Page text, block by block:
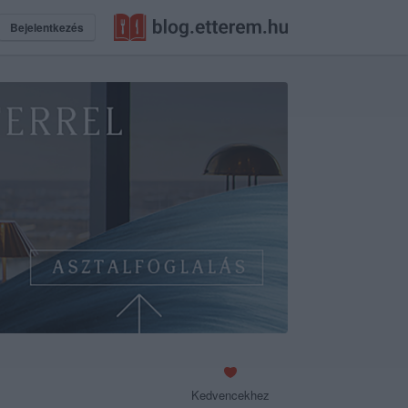
Bejelentkezés
Kedvencekhez